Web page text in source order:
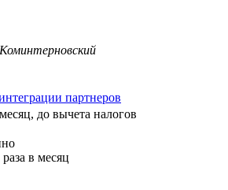
партнеров
до вычета налогов
в месяц